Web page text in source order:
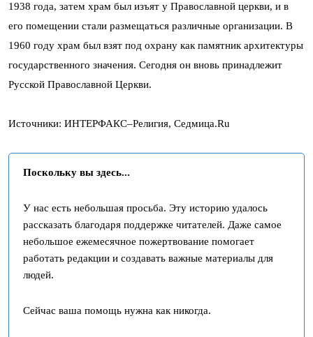
1938 года, затем храм был изъят у Православной церкви, и в
его помещении стали размещаться различные организации. В
1960 году храм был взят под охрану как памятник архитектуры
государственного значения. Сегодня он вновь принадлежит
Русской Православной Церкви.
Источники: ИHТЕРФАКС–Религия, Седмица.Ru
Поскольку вы здесь...
У нас есть небольшая просьба. Эту историю удалось
рассказать благодаря поддержке читателей. Даже самое
небольшое ежемесячное пожертвование помогает
работать редакции и создавать важные материалы для
людей.
Сейчас ваша помощь нужна как никогда.